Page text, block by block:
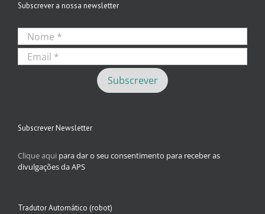
Subscrever a nossa newsletter
Subscrever Newsletter
Clique aqui para dar o seu consentimento para receber as
divulgações da APS
Tradutor Automático (robot)